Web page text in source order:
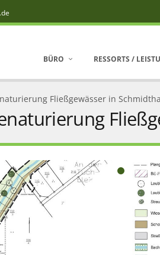
BÜRO RESSORTS /
Fließgewässer in